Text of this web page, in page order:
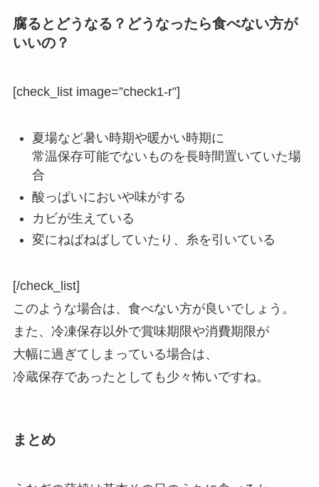
腐るとどうなる？どうなったら食べない方が
いいの？
[check_list image=”check1-r”]
夏場など暑い時期や暖かい時期に
常温保存可能でないものを長時間置いていた場
合
酸っぱいにおいや味がする
カビが生えている
変にねばねばしていたり、糸を引いている
[/check_list]
このような場合は、食べない方が良いでしょう。
また、冷凍保存以外で賞味期限や消費期限が
大幅に過ぎてしまっている場合は、
冷蔵保存であったとしても少々怖いですね。
まとめ